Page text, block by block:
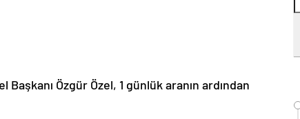
Başkanı Özgür Özel, 1 günlük aranın ardından